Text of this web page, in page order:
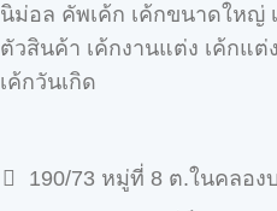
นิม่อล คัพเค้ก เค้กขนาดใหญ่
ตัวสินค้า เค้กงานแต่ง เค้กแต่
เค้กวันเกิด
190/73 หมู่ที่ 8 ต.ในคลอง